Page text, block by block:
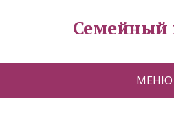
Семейный
МЕНЮ